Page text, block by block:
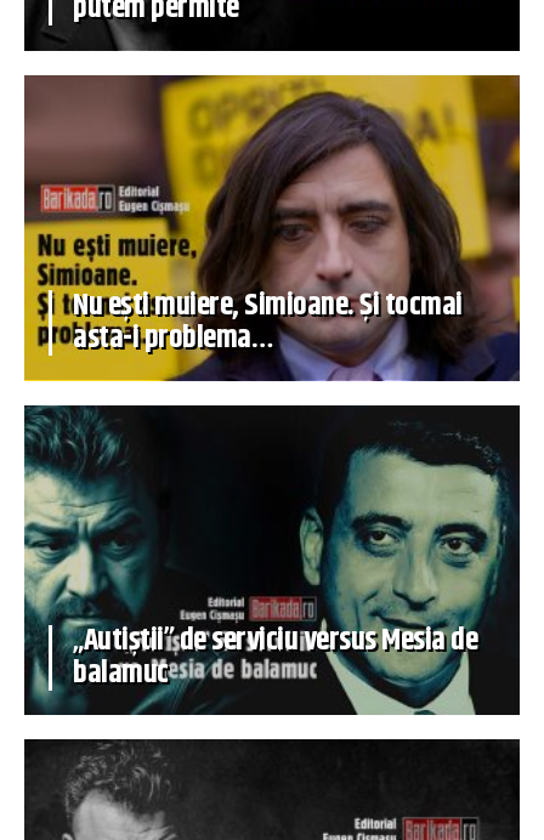
Nu ești muiere, Simioane. Și tocmai
asta-i problema…
„Autiștii” de serviciu versus Mesia de
balamuc